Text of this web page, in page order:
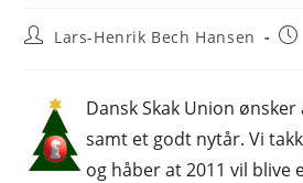
PostLars-Henrik Bech Hansen
Dansk Skak Union
samt et godt nytår. Vi
og håber at 2011 vil blive